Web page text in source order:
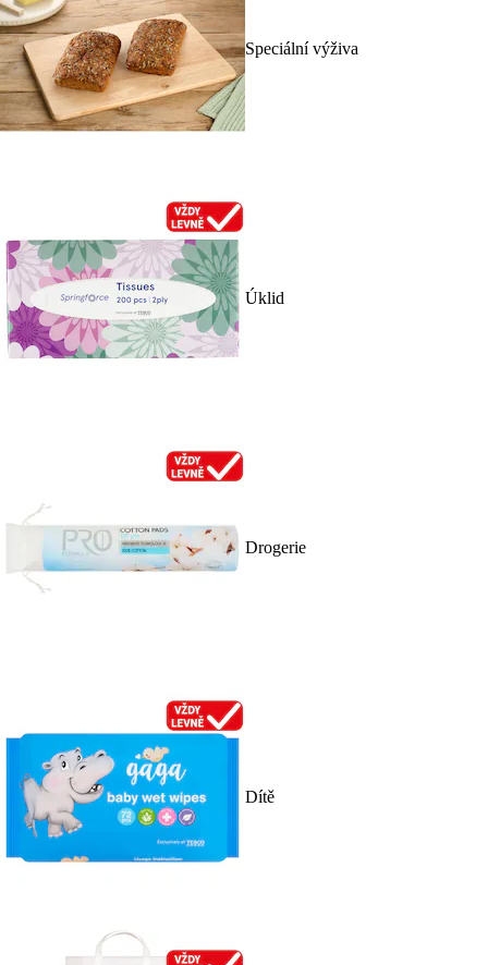
Speciální výživa
Úklid
Drogerie
Dítě